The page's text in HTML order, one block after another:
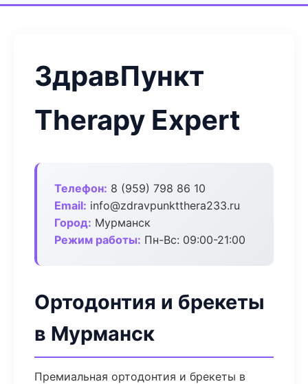
ЗдравПункт
Therapy Expert
Телефон: 8 (959) 798 86 10
Email: info@zdravpunktthera233.ru
Город: Мурманск
Режим работы: Пн-Вс: 09:00-21:00
Ортодонтия и брекеты
в Мурманск
Премиальная ортодонтия и брекеты в